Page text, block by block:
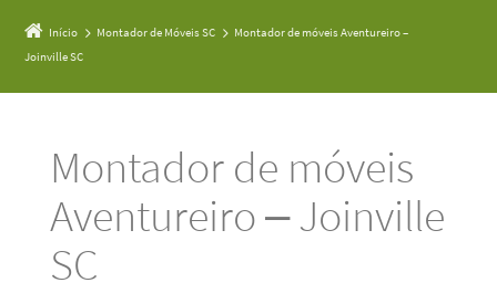
Início Montador de Móveis SC
Montador de móveis Aventureiro –
Joinville SC
Montador de móveis
Aventureiro – Joinville
SC